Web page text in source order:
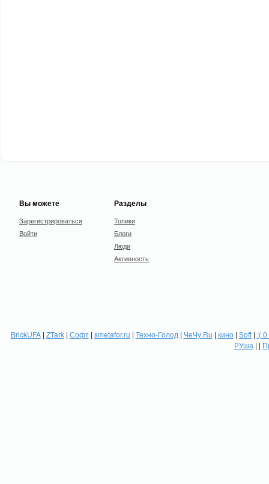
Вы можете
Зарегистрироваться
Войти
Разделы
Топики
Блоги
Люди
Активность
BrickUFA| ZTark| Софт| smetafor.ru | Техно-Голод | ЧеЧу.Ru | кино| Soft| :(
РУша | |